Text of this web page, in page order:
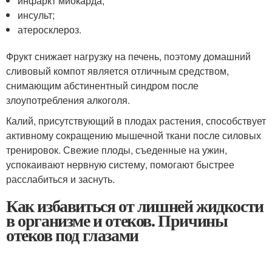
инсульт;
атеросклероз.
Фрукт снижает нагрузку на печень, поэтому домашний
сливовый компот является отличным средством,
снимающим абстинентный синдром после
злоупотребления алкоголя.
Калий, присутствующий в плодах растения, способствует
активному сокращению мышечной ткани после силовых
тренировок. Свежие плоды, съеденные на ужин,
успокаивают нервную систему, помогают быстрее
расслабиться и заснуть.
Как избавиться от лишней жидкости
в организме и отеков. Причины
отеков под глазами